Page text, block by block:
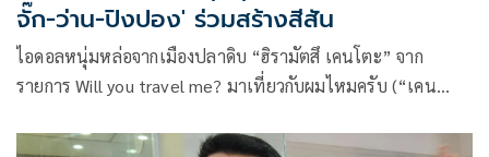
จั๊ก-ว่าน-ปิงปอง' ร่วมสร้างสีสัน
ไอดอลหนุ่มหล่อจากเมืองปลาดิบ “ฮิรามัตสึ เคนโตะ” จาก
รายการ Will you travel me? มาเที่ยวกับผมไหมครับ (“เคน
MEN ประเทศญี่ปุ่น